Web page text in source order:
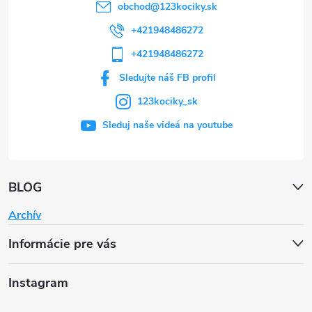
BLOG
Archív
Informácie pre vás
obchod@123kociky.sk
+421948486272
+421948486272
Sledujte náš FB profil
123kociky_sk
Sleduj naše videá na youtube
Instagram